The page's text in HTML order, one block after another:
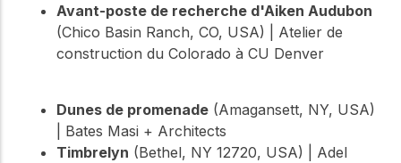
Avant-poste de recherche d'Aiken Audubon
(Chico Basin Ranch, CO, USA) | Atelier de
construction du Colorado à CU Denver
Dunes de promenade (Amagansett, NY, USA)
| Bates Masi + Architects
Timbrelyn (Bethel, NY 12720, USA) | Adel